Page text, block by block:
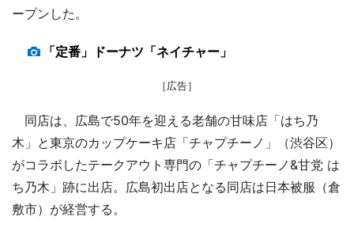
ープンした。
「定番」ドーナツ「ネイチャー」
［広告］
同店は、広島で50年を迎える老舗の甘味店「はち乃
木」と東京のカップケーキ店「チャプチーノ」（渋谷区）
がコラボしたテークアウト専門の「チャプチーノ&甘党 は
ち乃木」跡に出店。広島初出店となる同店は日本被服（倉
敷市）が経営する。